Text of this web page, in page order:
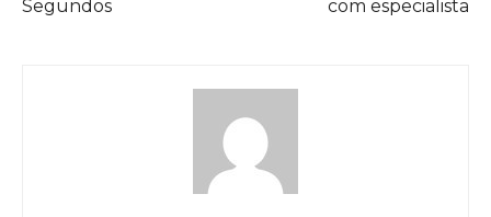
Segundos com especialista